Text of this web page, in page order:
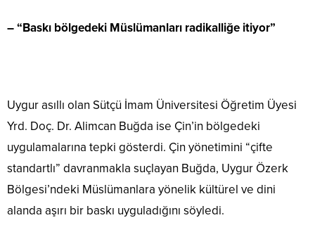
– “Baskı bölgedeki Müslümanları radikalliğe itiyor”
Uygur asıllı olan Sütçü İmam Üniversitesi Öğretim Üyesi
Yrd. Doç. Dr. Alimcan Buğda ise Çin’in bölgedeki
uygulamalarına tepki gösterdi. Çin yönetimini “çifte
standartlı” davranmakla suçlayan Buğda, Uygur Özerk
Bölgesi’ndeki Müslümanlara yönelik kültürel ve dini
alanda aşırı bir baskı uyguladığını söyledi.